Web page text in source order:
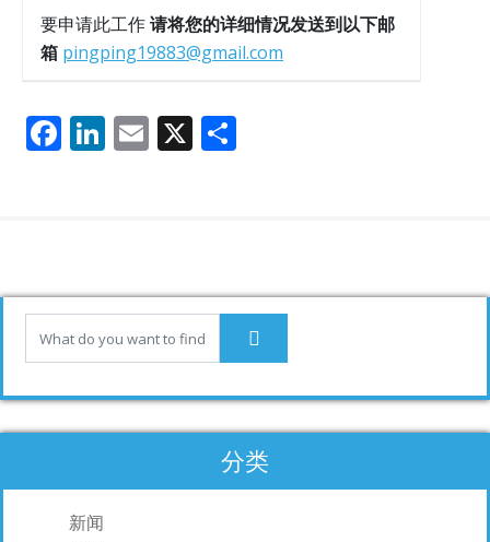
要申请此工作请将您的详细情况发送到以下邮
箱 pingping19883@gmail.com
F
o
k
Li
n
E X
分类
新闻